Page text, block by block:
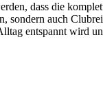
dass die
sondern auch
entspannt wird